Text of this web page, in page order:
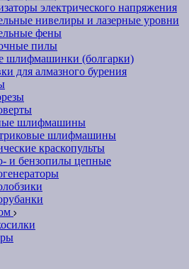
электрического напряжения
нивелиры и лазерные уровни
фены
пилы
шлифмашинки (болгарки)
для алмазного бурения
шлифмашины
шлифмашины
краскопульты
и бензопилы цепные